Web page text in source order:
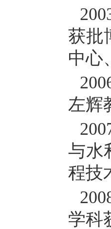
获批
中心
左辉
与水
程技
学科